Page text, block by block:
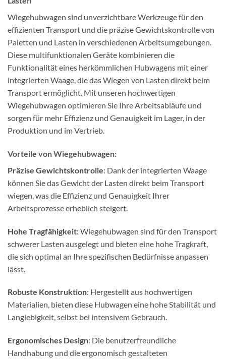
Wiegehubwagen sind unverzichtbare Werkzeuge für den
effizienten Transport und die präzise Gewichtskontrolle von
Paletten und Lasten in verschiedenen Arbeitsumgebungen.
Diese multifunktionalen Geräte kombinieren die
Funktionalität eines herkömmlichen Hubwagens mit einer
integrierten Waage, die das Wiegen von Lasten direkt beim
Transport ermöglicht. Mit unseren hochwertigen
Wiegehubwagen optimieren Sie Ihre Arbeitsabläufe und
sorgen für mehr Effizienz und Genauigkeit im Lager, in der
Produktion und im Vertrieb.
Vorteile von Wiegehubwagen:
Präzise Gewichtskontrolle: Dank der integrierten Waage
können Sie das Gewicht der Lasten direkt beim Transport
wiegen, was die Effizienz und Genauigkeit Ihrer
Arbeitsprozesse erheblich steigert.
Hohe Tragfähigkeit: Wiegehubwagen sind für den Transport
schwerer Lasten ausgelegt und bieten eine hohe Tragkraft,
die sich optimal an Ihre spezifischen Bedürfnisse anpassen
lässt.
Robuste Konstruktion: Hergestellt aus hochwertigen
Materialien, bieten diese Hubwagen eine hohe Stabilität und
Langlebigkeit, selbst bei intensivem Gebrauch.
Ergonomisches Design: Die benutzerfreundliche
Handhabung und die ergonomisch gestalteten